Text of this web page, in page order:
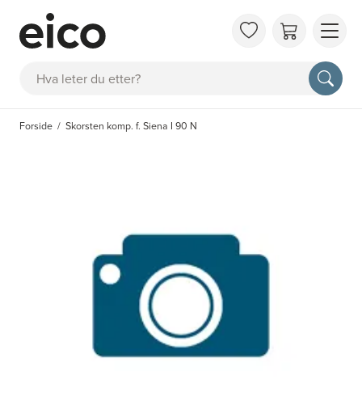
Søk
OM
FAQ
Forside Skorsten komp. f. Siena I 90 N